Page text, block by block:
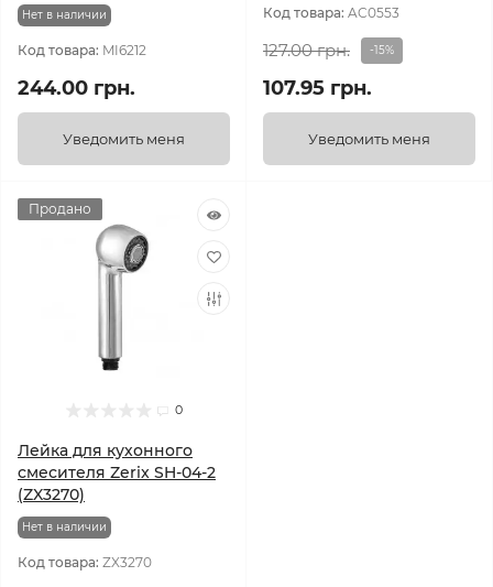
Нет в наличии
Код товара: MI6212
244.00 грн.
Уведомить меня
Код товара: AC0553
127.00 грн. -15%
107.95 грн.
Уведомить меня
Продано
0
Лейка для кухонного
смесителя Zerix SH-04-2
(ZX3270)
Нет в наличии
Код товара: ZX3270